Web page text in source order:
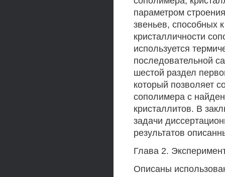
параметром
звеньев, способных
кристалличности
используется
последовательной
шестой раздел
который позволяет
сополимера с
кристаллитов. В
задачи
результатов
Глава 2.
Описаны